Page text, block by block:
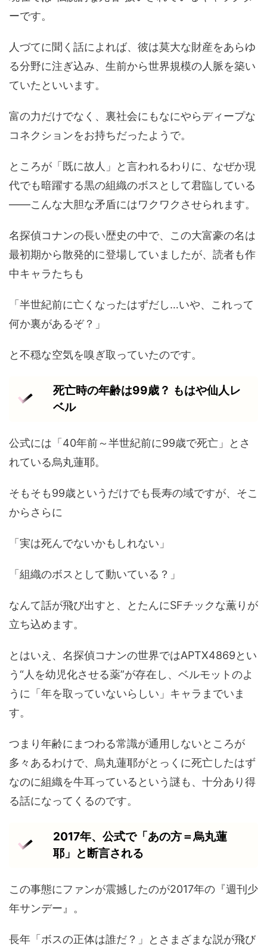
ーです。
人づてに聞く話によれば、彼は莫大な財産をあらゆ
る分野に注ぎ込み、生前から世界規模の人脈を築い
ていたといいます。
富の力だけでなく、裏社会にもなにやらディープな
コネクションをお持ちだったようで。
ところが「既に故人」と言われるわりに、なぜか現
代でも暗躍する黒の組織のボスとして君臨している
――こんな大胆な矛盾にはワクワクさせられます。
名探偵コナンの長い歴史の中で、この大富豪の名は
最初期から散発的に登場していましたが、読者も作
中キャラたちも
「半世紀前に亡くなったはずだし…いや、これって
何か裏があるぞ？」
と不穏な空気を嗅ぎ取っていたのです。
死亡時の年齢は99歳？ もはや仙人レ
ベル
公式には「40年前～半世紀前に99歳で死亡」とさ
れている烏丸蓮耶。
そもそも99歳というだけでも長寿の域ですが、そこ
からさらに
「実は死んでないかもしれない」
「組織のボスとして動いている？」
なんて話が飛び出すと、とたんにSFチックな薫りが
立ち込めます。
とはいえ、名探偵コナンの世界ではAPTX4869とい
う“人を幼児化させる薬”が存在し、ベルモットのよ
うに「年を取っていないらしい」キャラまでいま
す。
つまり年齢にまつわる常識が通用しないところが
多々あるわけで、烏丸蓮耶がとっくに死亡したはず
なのに組織を牛耳っているという謎も、十分あり得
る話になってくるのです。
2017年、公式で「あの方＝烏丸蓮
耶」と断言される
この事態にファンが震撼したのが2017年の『週刊少
年サンデー』。
長年「ボスの正体は誰だ？」とさまざまな説が飛び